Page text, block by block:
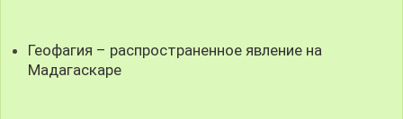
Геофагия – распространенное явление на
Мадагаскаре